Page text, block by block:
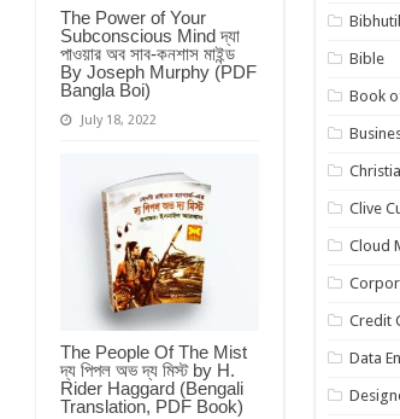
The Power of Your
Subconscious Mind দ্যা
পাওয়ার অব সাব-কনশাস মাইন্ড
By Joseph Murphy (PDF
Bangla Boi)
July 18, 2022
The People Of The Mist
দ্য পিপল অভ দ্য মিস্ট by H.
Rider Haggard (Bengali
Translation, PDF Book)
Bible
Book
Clive
Cloud
Credit
Data